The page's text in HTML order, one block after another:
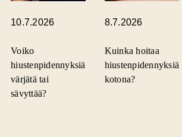
10.7.2026
Voiko
hiustenpidennyksiä
värjätä tai
sävyttää?
8.7.2026
Kuinka hoitaa
hiustenpidennyksiä
kotona?